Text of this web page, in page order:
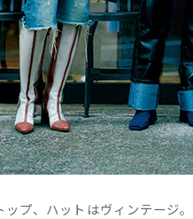
ップ、ハットはヴィンテージ